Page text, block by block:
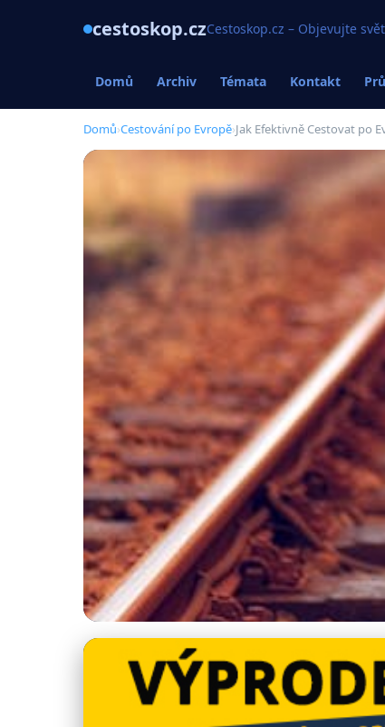
cestoskop.czCestoskop.cz – Objevujte
Domů Archiv Témata Kontakt
Domů›Cestování po Evropě›Jak Efektivně Cestovat po
Cestování po Evropě
Jak Efektivně